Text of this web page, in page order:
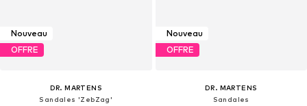
Nouveau
OFFRE
DR. MARTENS
Sandales 'ZebZag'
Nouveau
OFFRE
DR. MARTENS
Sandales